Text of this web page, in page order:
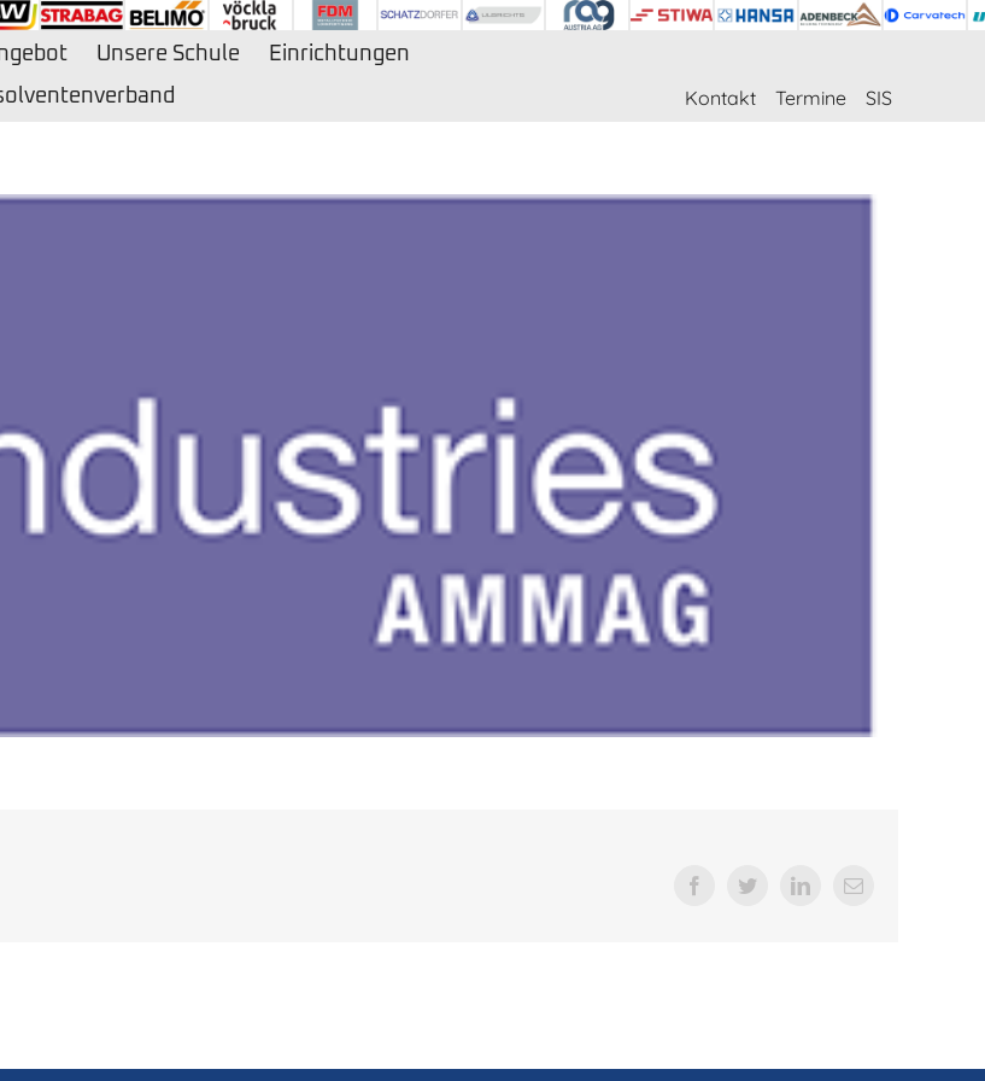
Unsere Schule
Einrichtungen
Kontakt Termine SIS
FacebookTwitterLinkedIn
E-